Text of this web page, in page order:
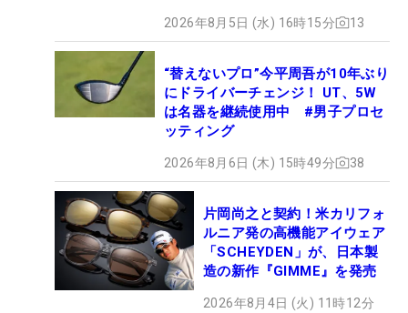
2026年8月5日 (水) 16時15分 13
“替えないプロ”今平周吾が10年ぶり
にドライバーチェンジ！ UT、5W
は名器を継続使用中 #男子プロセ
ッティング
2026年8月6日 (木) 15時49分 38
片岡尚之と契約！米カリフォ
ルニア発の高機能アイウェア
「SCHEYDEN」が、日本製
造の新作『GIMME』を発売
2026年8月4日 (火) 11時12分